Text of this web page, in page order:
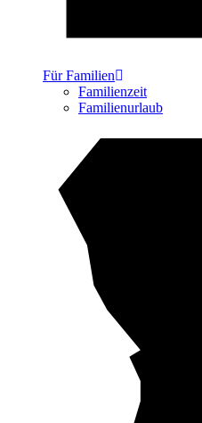
Für Familien
Familienzeit
Familienurlaub